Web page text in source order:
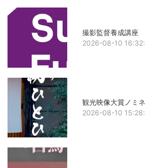
撮影監督養成講座
2026-08-10
観光映像大賞ノミ
2026-08-10